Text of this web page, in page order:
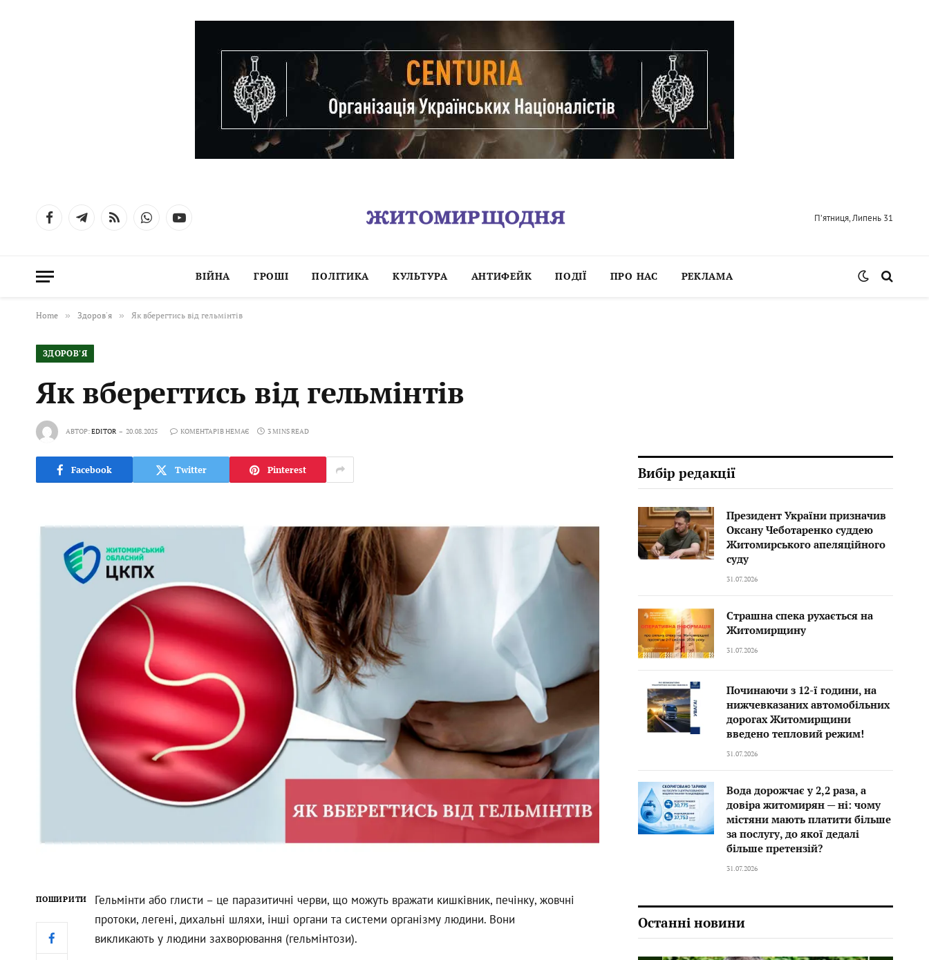
FacebookTelegramRSS WhatsAppYouTube П’ятниця, Липень 31
ВІЙНА ГРОШІ ПОЛІТИКА КУЛЬТУРА АНТИФЕЙК ПОДІЇ ПРО НАС РЕКЛАМА
Home » Здоров'я » Як вберегтись від гельмінтів
ЗДОРОВ'Я
Як вберегтись від гельмінтів
АВТОР:EDITOR 20.08.2025 КОМЕНТАРІВ НЕМАЄ 3 MINS READ
Facebook Twitter Pinterest
ПОШИРИТИ
Гельмінти або глисти – це паразитичні черви, що можуть вражати кишківник, печінку, жовчні
протоки, легені, дихальні шляхи, інші органи та системи організму людини. Вони
викликають у людини захворювання (гельмінтози).
Вибір редакції
Президент України призначив
Оксану Чеботаренко суддею
Житомирського апеляційного
суду
31.07.2026
Страшна спека рухається на
Житомирщину
31.07.2026
Починаючи з 12-ї години, на
нижчевказаних автомобільних
дорогах Житомирщини
введено тепловий режим!
31.07.2026
Вода дорожчає у 2,2 раза, а
довіра житомирян — ні: чому
містяни мають платити більше
за послугу, до якої дедалі
більше претензій?
31.07.2026
Останні новини